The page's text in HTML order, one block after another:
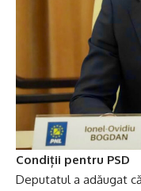
Condiții pentru PSD
Deputatul a adăugat